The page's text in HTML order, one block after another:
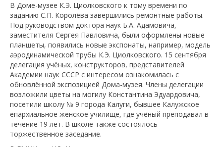
В Доме-музее К.Э. Циолковского к тому времени по
заданию С.П. Королёва завершились ремонтные работы.
Под руководством доктора наук Б.А. Адамовича,
заместителя Сергея Павловича, были оформлены новые
планшеты, появились новые экспонаты, например, модель
аэродинамической трубы К.Э. Циолковского. 15 сентября
делегация учёных, конструкторов, представителей
Академии наук СССР с интересом ознакомилась с
обновлённой экспозицией Дома-музея. Члены делегации
возложили цветы на могилу Константина Эдуардовича,
посетили школу № 9 города Калуги, бывшее Калужское
епархиальное женское училище, где учёный преподавал в
течение 19 лет. В школе также состоялось
торжественное заседание.